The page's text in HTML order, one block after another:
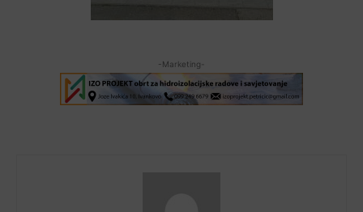
-Marketing-